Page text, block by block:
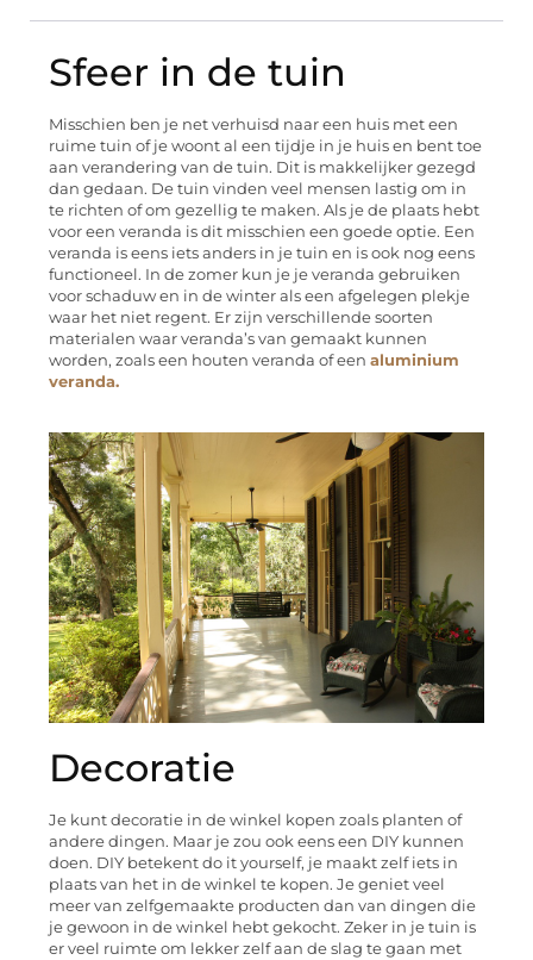
Sfeer in de tuin
Misschien ben je net verhuisd naar een huis met een
ruime tuin of je woont al een tijdje in je huis en bent toe
aan verandering van de tuin. Dit is makkelijker gezegd
dan gedaan. De tuin vinden veel mensen lastig om in
te richten of om gezellig te maken. Als je de plaats hebt
voor een veranda is dit misschien een goede optie. Een
veranda is eens iets anders in je tuin en is ook nog eens
functioneel. In de zomer kun je je veranda gebruiken
voor schaduw en in de winter als een afgelegen plekje
waar het niet regent. Er zijn verschillende soorten
materialen waar veranda’s van gemaakt kunnen
worden, zoals een houten veranda of een aluminium
veranda.
Decoratie
Je kunt decoratie in de winkel kopen zoals planten of
andere dingen. Maar je zou ook eens een DIY kunnen
doen. DIY betekent do it yourself, je maakt zelf iets in
plaats van het in de winkel te kopen. Je geniet veel
meer van zelfgemaakte producten dan van dingen die
je gewoon in de winkel hebt gekocht. Zeker in je tuin is
er veel ruimte om lekker zelf aan de slag te gaan met